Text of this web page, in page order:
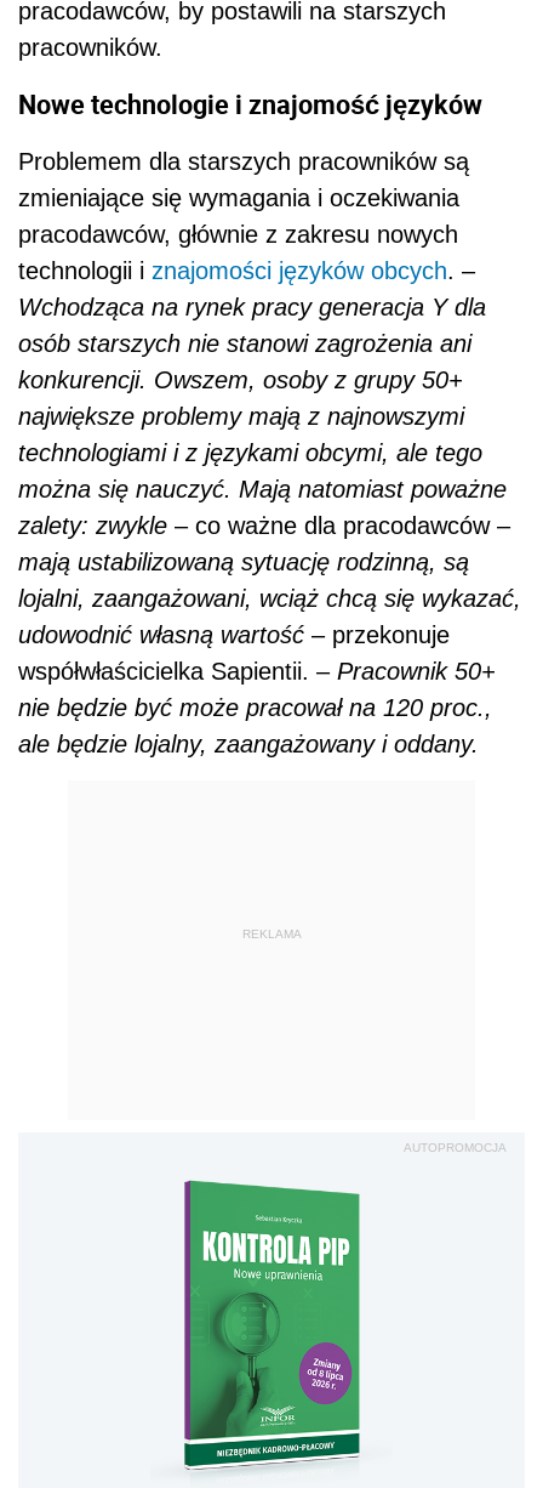
pracodawców, by postawili na starszych
pracowników.
Nowe technologie i znajomość języków
Problemem dla starszych pracowników są
zmieniające się wymagania i oczekiwania
pracodawców, głównie z zakresu nowych
technologii i znajomości języków obcych. –
Wchodząca na rynek pracy generacja Y dla
osób starszych nie stanowi zagrożenia ani
konkurencji. Owszem, osoby z grupy 50+
największe problemy mają z najnowszymi
technologiami i z językami obcymi, ale tego
można się nauczyć. Mają natomiast poważne
zalety: zwykle – co ważne dla pracodawców –
mają ustabilizowaną sytuację rodzinną, są
lojalni, zaangażowani, wciąż chcą się wykazać,
udowodnić własną wartość – przekonuje
współwłaścicielka Sapientii. – Pracownik 50+
nie będzie być może pracował na 120 proc.,
ale będzie lojalny, zaangażowany i oddany.
REKLAMA
AUTOPROMOCJA